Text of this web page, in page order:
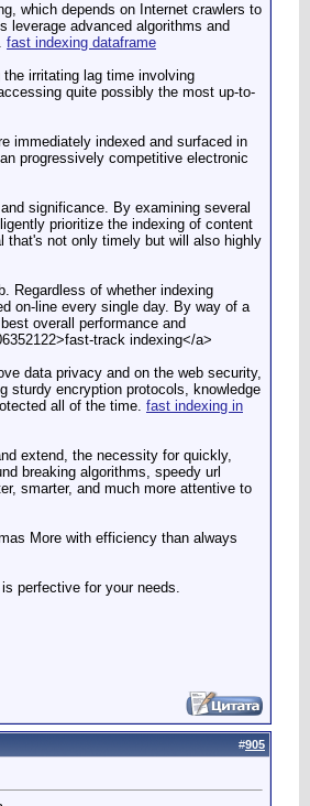
which depends on Internet crawlers to
advanced algorithms and
fast indexing dataframe
irritating lag time involving
quite possibly the most up-to-
immediately indexed and surfaced in
progressively competitive electronic
significance. By examining several
prioritize the indexing of content
that's not only timely but will also highly
Regardless of whether indexing
on-line every single day. By way of a
overall performance and
track indexing</a>
data privacy and on the web security,
sturdy encryption protocols, knowledge
all of the time. fast indexing in
extend, the necessity for quickly,
breaking algorithms, speedy url
smarter, and much more attentive to
More with efficiency than always
perfective for your needs.
#905